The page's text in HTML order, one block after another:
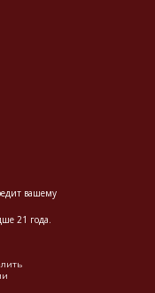
вашему
21 года.